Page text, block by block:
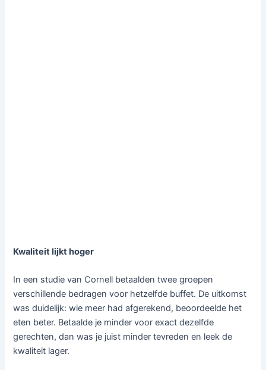
Kwaliteit lijkt hoger
In een studie van Cornell betaalden twee groepen
verschillende bedragen voor hetzelfde buffet. De uitkomst
was duidelijk: wie meer had afgerekend, beoordeelde het
eten beter. Betaalde je minder voor exact dezelfde
gerechten, dan was je juist minder tevreden en leek de
kwaliteit lager.